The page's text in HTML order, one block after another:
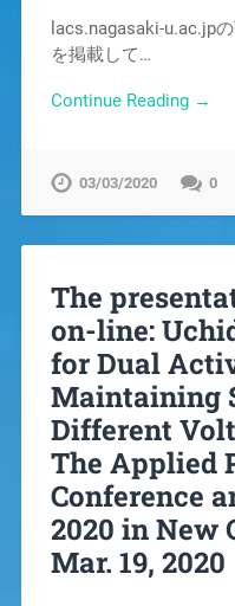
lacs.nagasaki-u.ac.jp
を掲載して…
Continue Reading →
03/03/2020 0
The
on-line:
for Dual
Maintaining
Different
The Applied
Conference
2020 in New
Mar. 19, 2020